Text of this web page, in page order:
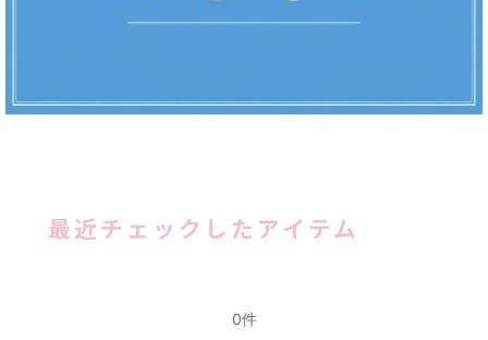
最近チェックしたアイテム
0件